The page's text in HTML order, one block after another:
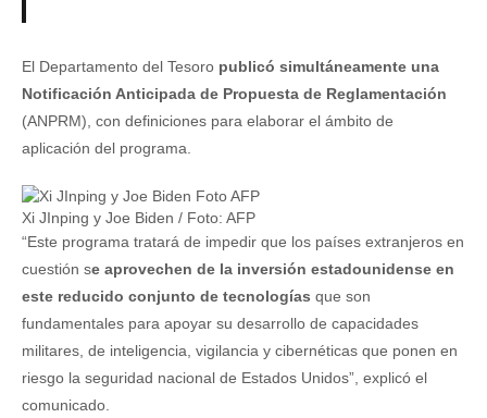
El Departamento del Tesoro publicó simultáneamente una
Notificación Anticipada de Propuesta de Reglamentación
(ANPRM), con definiciones para elaborar el ámbito de
aplicación del programa.
Xi JInping y Joe Biden / Foto: AFP
“Este programa tratará de impedir que los países extranjeros en
cuestión se aprovechen de la inversión estadounidense en
este reducido conjunto de tecnologías que son
fundamentales para apoyar su desarrollo de capacidades
militares, de inteligencia, vigilancia y cibernéticas que ponen en
riesgo la seguridad nacional de Estados Unidos”, explicó el
comunicado.